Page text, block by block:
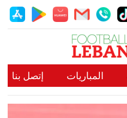
المباريات إتصل بنا